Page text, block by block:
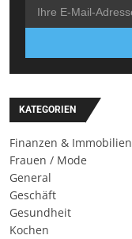
KATEGORIEN
Finanzen & Immobilien
Frauen / Mode
General
Geschäft
Gesundheit
Kochen